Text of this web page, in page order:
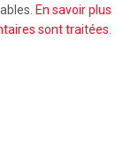
En savoir plus
sont traitées.